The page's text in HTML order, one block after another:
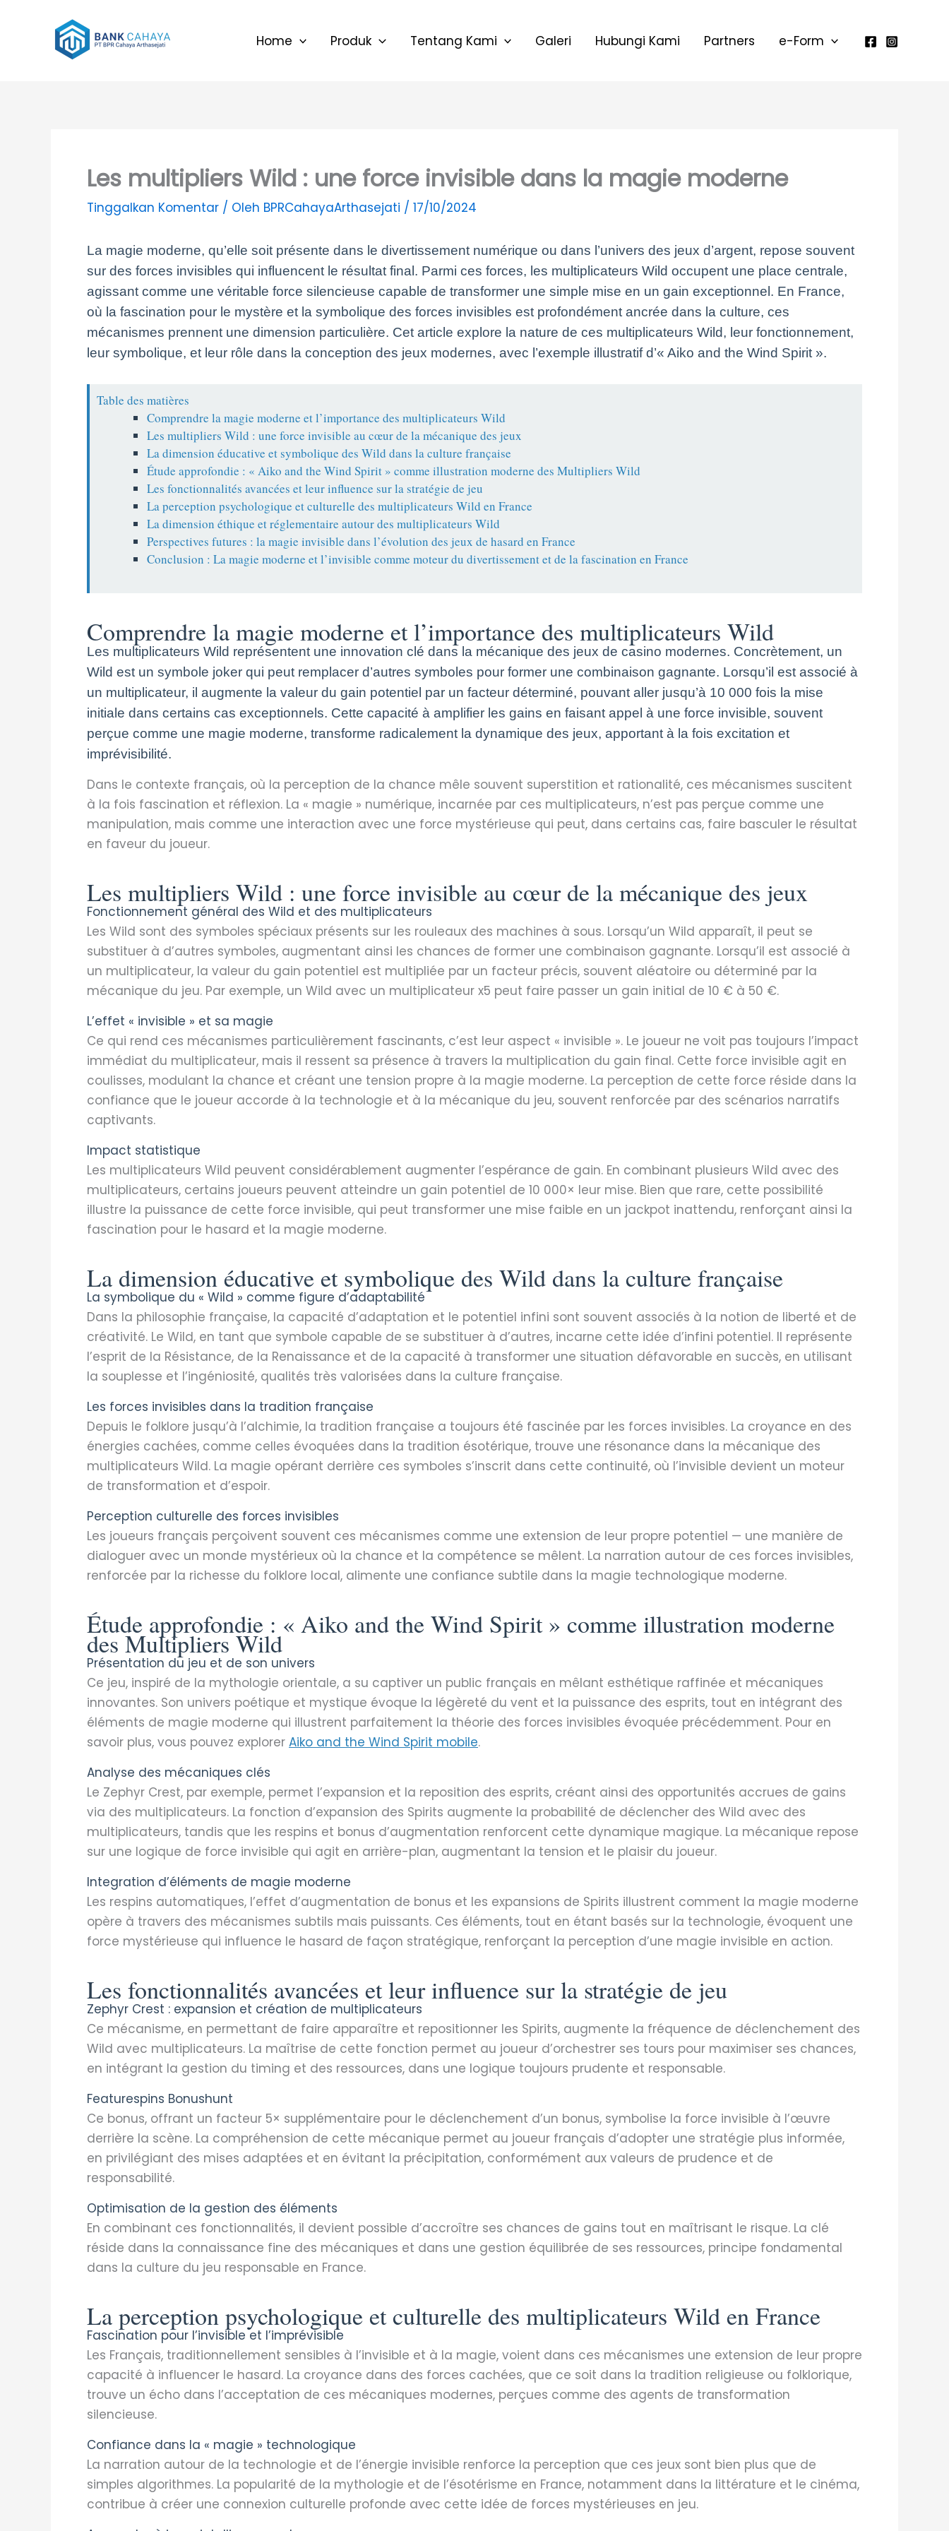
Home Produk Tentang Kami Galeri Hubungi Kami Partners e-Form
Les multipliers Wild : une force invisible dans la magie moderne
Tinggalkan Komentar / Oleh BPRCahayaArthasejati / 17/10/2024
La magie moderne, qu’elle soit présente dans le divertissement numérique ou dans l’univers des jeux d’argent, repose souvent
sur des forces invisibles qui influencent le résultat final. Parmi ces forces, les multiplicateurs Wild occupent une place centrale,
agissant comme une véritable force silencieuse capable de transformer une simple mise en un gain exceptionnel. En France,
où la fascination pour le mystère et la symbolique des forces invisibles est profondément ancrée dans la culture, ces
mécanismes prennent une dimension particulière. Cet article explore la nature de ces multiplicateurs Wild, leur fonctionnement,
leur symbolique, et leur rôle dans la conception des jeux modernes, avec l’exemple illustratif d’« Aiko and the Wind Spirit ».
Table des matières
Comprendre la magie moderne et l’importance des multiplicateurs Wild
Les multipliers Wild : une force invisible au cœur de la mécanique des jeux
La dimension éducative et symbolique des Wild dans la culture française
Étude approfondie : « Aiko and the Wind Spirit » comme illustration moderne des Multipliers Wild
Les fonctionnalités avancées et leur influence sur la stratégie de jeu
La perception psychologique et culturelle des multiplicateurs Wild en France
La dimension éthique et réglementaire autour des multiplicateurs Wild
Perspectives futures : la magie invisible dans l’évolution des jeux de hasard en France
Conclusion : La magie moderne et l’invisible comme moteur du divertissement et de la fascination en France
Comprendre la magie moderne et l’importance des multiplicateurs Wild
Les multiplicateurs Wild représentent une innovation clé dans la mécanique des jeux de casino modernes. Concrètement, un
Wild est un symbole joker qui peut remplacer d’autres symboles pour former une combinaison gagnante. Lorsqu’il est associé à
un multiplicateur, il augmente la valeur du gain potentiel par un facteur déterminé, pouvant aller jusqu’à 10 000 fois la mise
initiale dans certains cas exceptionnels. Cette capacité à amplifier les gains en faisant appel à une force invisible, souvent
perçue comme une magie moderne, transforme radicalement la dynamique des jeux, apportant à la fois excitation et
imprévisibilité.
Dans le contexte français, où la perception de la chance mêle souvent superstition et rationalité, ces mécanismes suscitent
à la fois fascination et réflexion. La « magie » numérique, incarnée par ces multiplicateurs, n’est pas perçue comme une
manipulation, mais comme une interaction avec une force mystérieuse qui peut, dans certains cas, faire basculer le résultat
en faveur du joueur.
Les multipliers Wild : une force invisible au cœur de la mécanique des jeux
Fonctionnement général des Wild et des multiplicateurs
Les Wild sont des symboles spéciaux présents sur les rouleaux des machines à sous. Lorsqu’un Wild apparaît, il peut se
substituer à d’autres symboles, augmentant ainsi les chances de former une combinaison gagnante. Lorsqu’il est associé à
un multiplicateur, la valeur du gain potentiel est multipliée par un facteur précis, souvent aléatoire ou déterminé par la
mécanique du jeu. Par exemple, un Wild avec un multiplicateur x5 peut faire passer un gain initial de 10 € à 50 €.
L’effet « invisible » et sa magie
Ce qui rend ces mécanismes particulièrement fascinants, c’est leur aspect « invisible ». Le joueur ne voit pas toujours l’impact
immédiat du multiplicateur, mais il ressent sa présence à travers la multiplication du gain final. Cette force invisible agit en
coulisses, modulant la chance et créant une tension propre à la magie moderne. La perception de cette force réside dans la
confiance que le joueur accorde à la technologie et à la mécanique du jeu, souvent renforcée par des scénarios narratifs
captivants.
Impact statistique
Les multiplicateurs Wild peuvent considérablement augmenter l’espérance de gain. En combinant plusieurs Wild avec des
multiplicateurs, certains joueurs peuvent atteindre un gain potentiel de 10 000× leur mise. Bien que rare, cette possibilité
illustre la puissance de cette force invisible, qui peut transformer une mise faible en un jackpot inattendu, renforçant ainsi la
fascination pour le hasard et la magie moderne.
La dimension éducative et symbolique des Wild dans la culture française
La symbolique du « Wild » comme figure d’adaptabilité
Dans la philosophie française, la capacité d’adaptation et le potentiel infini sont souvent associés à la notion de liberté et de
créativité. Le Wild, en tant que symbole capable de se substituer à d’autres, incarne cette idée d’infini potentiel. Il représente
l’esprit de la Résistance, de la Renaissance et de la capacité à transformer une situation défavorable en succès, en utilisant
la souplesse et l’ingéniosité, qualités très valorisées dans la culture française.
Les forces invisibles dans la tradition française
Depuis le folklore jusqu’à l’alchimie, la tradition française a toujours été fascinée par les forces invisibles. La croyance en des
énergies cachées, comme celles évoquées dans la tradition ésotérique, trouve une résonance dans la mécanique des
multiplicateurs Wild. La magie opérant derrière ces symboles s’inscrit dans cette continuité, où l’invisible devient un moteur
de transformation et d’espoir.
Perception culturelle des forces invisibles
Les joueurs français perçoivent souvent ces mécanismes comme une extension de leur propre potentiel — une manière de
dialoguer avec un monde mystérieux où la chance et la compétence se mêlent. La narration autour de ces forces invisibles,
renforcée par la richesse du folklore local, alimente une confiance subtile dans la magie technologique moderne.
Étude approfondie : « Aiko and the Wind Spirit » comme illustration moderne
des Multipliers Wild
Présentation du jeu et de son univers
Ce jeu, inspiré de la mythologie orientale, a su captiver un public français en mêlant esthétique raffinée et mécaniques
innovantes. Son univers poétique et mystique évoque la légèreté du vent et la puissance des esprits, tout en intégrant des
éléments de magie moderne qui illustrent parfaitement la théorie des forces invisibles évoquée précédemment. Pour en
savoir plus, vous pouvez explorer Aiko and the Wind Spirit mobile.
Analyse des mécaniques clés
Le Zephyr Crest, par exemple, permet l’expansion et la reposition des esprits, créant ainsi des opportunités accrues de gains
via des multiplicateurs. La fonction d’expansion des Spirits augmente la probabilité de déclencher des Wild avec des
multiplicateurs, tandis que les respins et bonus d’augmentation renforcent cette dynamique magique. La mécanique repose
sur une logique de force invisible qui agit en arrière-plan, augmentant la tension et le plaisir du joueur.
Integration d’éléments de magie moderne
Les respins automatiques, l’effet d’augmentation de bonus et les expansions de Spirits illustrent comment la magie moderne
opère à travers des mécanismes subtils mais puissants. Ces éléments, tout en étant basés sur la technologie, évoquent une
force mystérieuse qui influence le hasard de façon stratégique, renforçant la perception d’une magie invisible en action.
Les fonctionnalités avancées et leur influence sur la stratégie de jeu
Zephyr Crest : expansion et création de multiplicateurs
Ce mécanisme, en permettant de faire apparaître et repositionner les Spirits, augmente la fréquence de déclenchement des
Wild avec multiplicateurs. La maîtrise de cette fonction permet au joueur d’orchestrer ses tours pour maximiser ses chances,
en intégrant la gestion du timing et des ressources, dans une logique toujours prudente et responsable.
Featurespins Bonushunt
Ce bonus, offrant un facteur 5× supplémentaire pour le déclenchement d’un bonus, symbolise la force invisible à l’œuvre
derrière la scène. La compréhension de cette mécanique permet au joueur français d’adopter une stratégie plus informée,
en privilégiant des mises adaptées et en évitant la précipitation, conformément aux valeurs de prudence et de
responsabilité.
Optimisation de la gestion des éléments
En combinant ces fonctionnalités, il devient possible d’accroître ses chances de gains tout en maîtrisant le risque. La clé
réside dans la connaissance fine des mécaniques et dans une gestion équilibrée de ses ressources, principe fondamental
dans la culture du jeu responsable en France.
La perception psychologique et culturelle des multiplicateurs Wild en France
Fascination pour l’invisible et l’imprévisible
Les Français, traditionnellement sensibles à l’invisible et à la magie, voient dans ces mécanismes une extension de leur propre
capacité à influencer le hasard. La croyance dans des forces cachées, que ce soit dans la tradition religieuse ou folklorique,
trouve un écho dans l’acceptation de ces mécaniques modernes, perçues comme des agents de transformation
silencieuse.
Confiance dans la « magie » technologique
La narration autour de la technologie et de l’énergie invisible renforce la perception que ces jeux sont bien plus que de
simples algorithmes. La popularité de la mythologie et de l’ésotérisme en France, notamment dans la littérature et le cinéma,
contribue à créer une connexion culturelle profonde avec cette idée de forces mystérieuses en jeu.